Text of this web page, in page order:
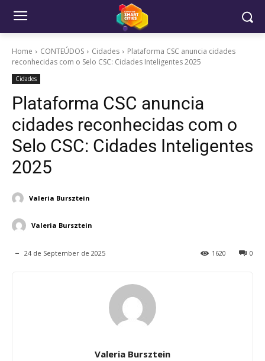
Home CONTEÚDOS Cidades
Plataforma CSC anuncia cidades
reconhecidas com o Selo CSC: Cidades Inteligentes 2025
Cidades
Plataforma CSC anuncia
cidades reconhecidas com o
Selo CSC: Cidades Inteligentes
2025
Valeria Bursztein
Valeria Bursztein
24 de September de 2025 0
1620
Valeria Bursztein